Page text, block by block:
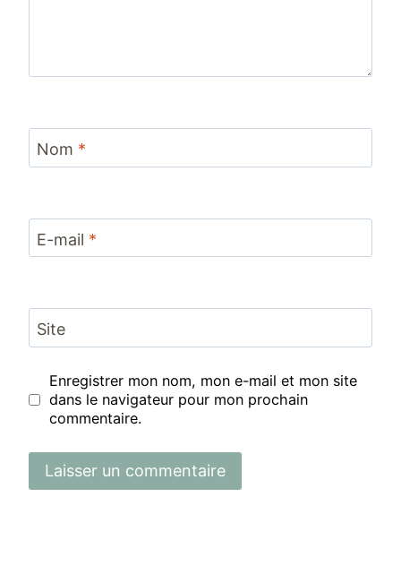
Nom *
E-mail *
Site
Enregistrer mon nom, mon e-mail et mon site
dans le navigateur pour mon prochain
commentaire.